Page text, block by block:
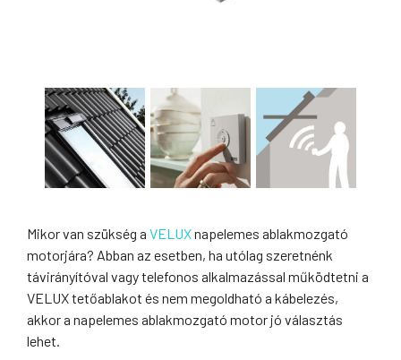
Mikor van szükség a VELUXnapelemes ablakmozgató
motorjára? Abban az esetben, ha utólag szeretnénk
távirányítóval vagy telefonos alkalmazással működtetni a
VELUX tetőablakot és nem megoldható a kábelezés,
akkor a napelemes ablakmozgató motor jó választás
lehet.